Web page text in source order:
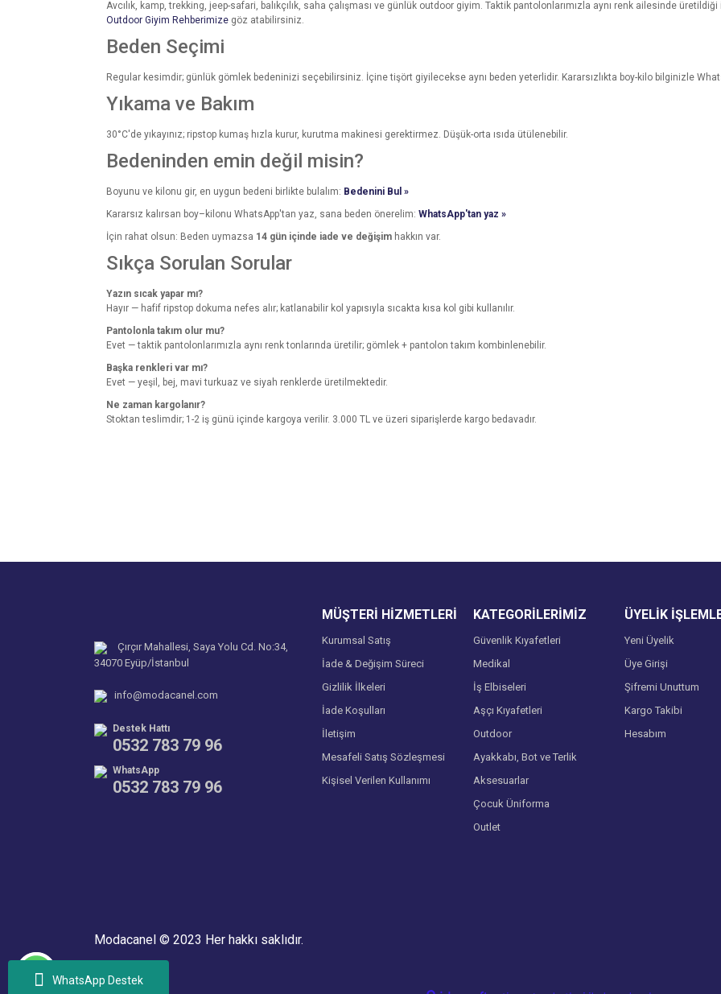
WhatsApp Destek
Avcılık, kamp, trekking, jeep-safari, balıkçılık, saha çalışması ve günlük outdoor giyim. Taktik pantolonlarımızla aynı renk ailesinde
Outdoor Giyim Rehberimize göz atabilirsiniz.
Beden Seçimi
Regular kesimdir; günlük gömlek bedeninizi seçebilirsiniz. İçine tişört giyilecekse aynı beden yeterlidir. Kararsızlıkta boy-kilo bilginizle
Yıkama ve Bakım
30°C'de yıkayınız; ripstop kumaş hızla kurur, kurutma makinesi gerektirmez. Düşük-orta ısıda ütülenebilir.
Bedeninden emin değil misin?
Boyunu ve kilonu gir, en uygun bedeni birlikte bulalım: Bedenini Bul »
Kararsız kalırsan boy–kilonu WhatsApp'tan yaz, sana beden önerelim: WhatsApp'tan yaz »
İçin rahat olsun: Beden uymazsa 14 gün içinde iade ve değişim hakkın var.
Sıkça Sorulan Sorular
Yazın sıcak yapar mı?
Hayır — hafif ripstop dokuma nefes alır; katlanabilir kol yapısıyla sıcakta kısa kol gibi kullanılır.
Pantolonla takım olur mu?
Evet — taktik pantolonlarımızla aynı renk tonlarında üretilir; gömlek + pantolon takım kombinlenebilir.
Başka renkleri var mı?
Evet — yeşil, bej, mavi turkuaz ve siyah renklerde üretilmektedir.
Ne zaman kargolanır?
Stoktan teslimdir; 1-2 iş günü içinde kargoya verilir. 3.000 TL ve üzeri siparişlerde kargo bedavadır.
Çırçır Mahallesi, Saya Yolu Cd. No:34,
34070 Eyüp/İstanbul
info@modacanel.com
Destek Hattı
0532 783 79 96
WhatsApp
0532 783 79 96
MÜŞTERİ HİZMETLERİ
Kurumsal Satış
İade & Değişim Süreci
Gizlilik İlkeleri
İade Koşulları
İletişim
Mesafeli Satış Sözleşmesi
Kişisel Verilen Kullanımı
KATEGORİLERİMİZ
Güvenlik Kıyafetleri
Medikal
İş Elbiseleri
Aşçı Kıyafetleri
Outdoor
Ayakkabı, Bot ve Terlik
Aksesuarlar
Çocuk Üniforma
Outlet
ÜYELİK
Yeni Üyelik
Üye Girişi
Şifremi Unuttum
Kargo Takibi
Hesabım
Modacanel © 2023 Her hakkı saklıdır.